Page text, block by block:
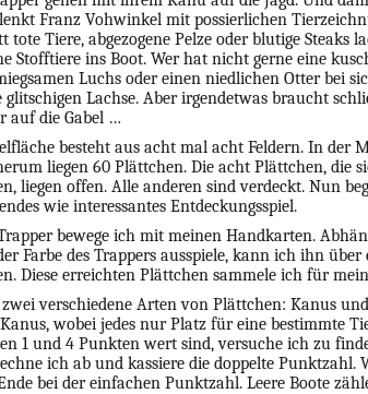
Franz Vohwinkel mit possierlichen
tote Tiere, abgezogene Pelze oder blutige Steaks
Stofftiere ins Boot. Wer hat nicht gerne eine
Luchs oder einen niedlichen Otter bei
glitschigen Lachse. Aber irgendetwas braucht
auf die Gabel …
besteht aus acht mal acht Feldern. In der
liegen 60 Plättchen. Die acht Plättchen, die
liegen offen. Alle anderen sind verdeckt. Nun
wie interessantes Entdeckungsspiel.
bewege ich mit meinen Handkarten.
Farbe des Trappers ausspiele, kann ich ihn
Diese erreichten Plättchen sammele ich für
verschiedene Arten von Plättchen: Kanus
wobei jedes nur Platz für eine bestimmte
1 und 4 Punkten wert sind, versuche ich zu
ich ab und kassiere die doppelte Punktzahl.
bei der einfachen Punktzahl. Leere Boote